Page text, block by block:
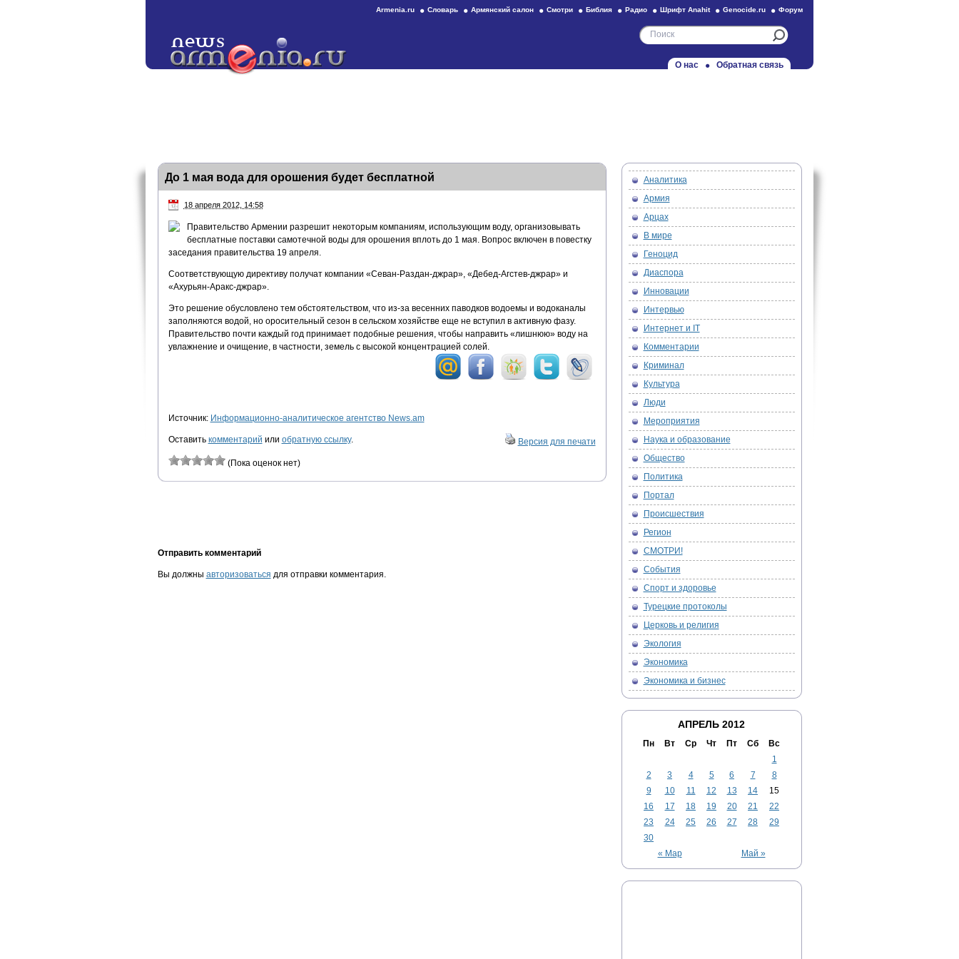
Armenia.ru Словарь Армянский салон Смотри Библия Радио Шрифт Anahit Genocide.ru Форум
О нас Обратная связь
До 1 мая вода для орошения будет бесплатной
18 апреля 2012, 14:58
Правительство Армении разрешит некоторым компаниям, использующим воду, организовывать
бесплатные поставки самотечной воды для орошения вплоть до 1 мая. Вопрос включен в повестку
заседания правительства 19 апреля.
Соответствующую директиву получат компании «Севан-Раздан-джрар», «Дебед-Агстев-джрар» и
«Ахурьян-Аракс-джрар».
Это решение обусловлено тем обстоятельством, что из-за весенних паводков водоемы и водоканалы
заполняются водой, но оросительный сезон в сельском хозяйстве еще не вступил в активную фазу.
Правительство почти каждый год принимает подобные решения, чтобы направить «лишнюю» воду на
увлажнение и очищение, в частности, земель с высокой концентрацией солей.
Источник: Информационно-аналитическое агентство News.am
Оставить комментарий или обратную ссылку. Версия для печати
(Пока оценок нет)
Отправить комментарий
Вы должны авторизоваться для отправки комментария.
Аналитика
Армия
Арцах
В мире
Геноцид
Диаспора
Инновации
Интервью
Интернет и IT
Комментарии
Криминал
Культура
Люди
Мероприятия
Наука и образование
Общество
Политика
Портал
Происшествия
Регион
СМОТРИ!
События
Спорт и здоровье
Турецкие протоколы
Церковь и религия
Экология
Экономика
Экономика и бизнес
АПРЕЛЬ 2012
Пн Вт Ср Чт Пт Сб Вс
« Мар Май »
1
2
3 4 5 6 7
8
9
10 11 12 13 14
15
16
17 18 19 20 21
22
23
24 25 26 27 28
29
30